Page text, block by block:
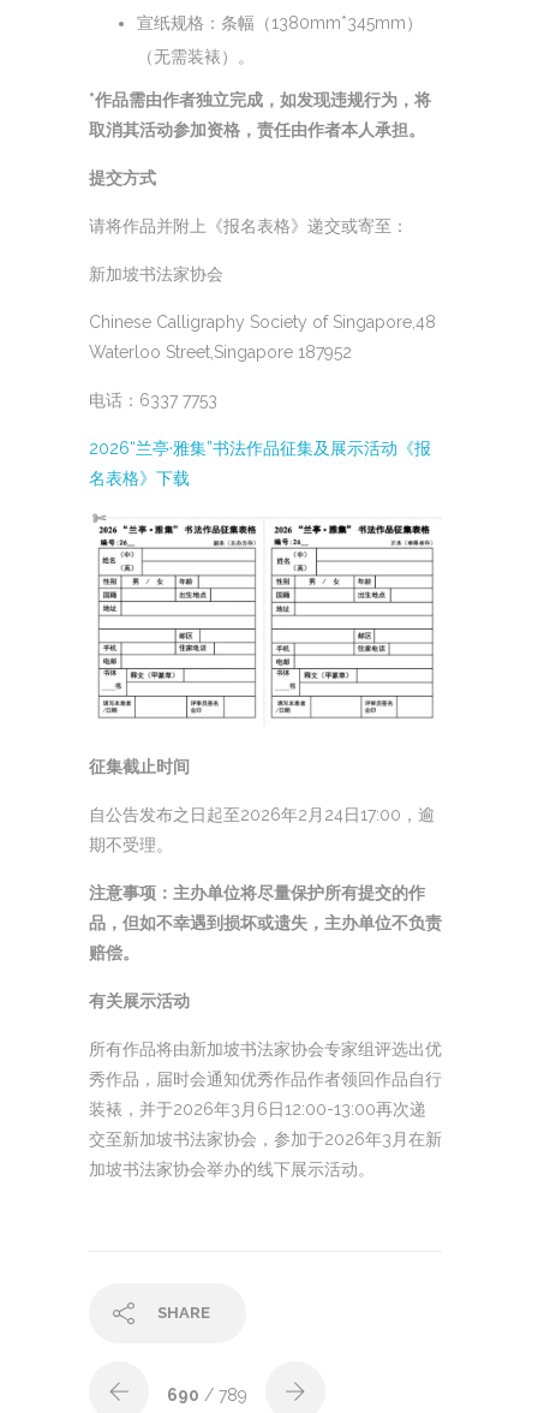
宣纸规格：条幅（1380mm*345mm）
（无需装裱）。
*作品需由作者独立完成，如发现违规行为，将
取消其活动参加资格，责任由作者本人承担。
提交方式
请将作品并附上《报名表格》递交或寄至：
新加坡书法家协会
Chinese Calligraphy Society of Singapore,48
Waterloo Street,Singapore 187952
电话：6337 7753
2026“兰亭·雅集”书法作品征集及展示活动《报
名表格》下载
征集截止时间
自公告发布之日起至2026年2月24日17:00，逾
期不受理。
注意事项：主办单位将尽量保护所有提交的作
品，但如不幸遇到损坏或遗失，主办单位不负责
赔偿。
有关展示活动
所有作品将由新加坡书法家协会专家组评选出优
秀作品，届时会通知优秀作品作者领回作品自行
装裱，并于2026年3月6日12:00-13:00再次递
交至新加坡书法家协会，参加于2026年3月在新
加坡书法家协会举办的线下展示活动。
SHARE
690 / 789